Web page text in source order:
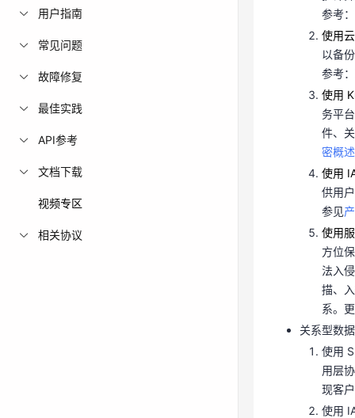
用户指南
常见问题
故障修复
最佳实践
API参考
文档下载
视频专区
相关协议
使用
务平
件、
密概
使用
供用
参见
使用
方位
法入
描、
系。
关系型数
使用
用层
现客
使用
安全。
资源规划
参考：
使用
以备
参考：
使用
务平
件、
密概述
使用
供用
参见
使用
方位
法入
描、
系。
关系型数
使用
用层
现客
使用